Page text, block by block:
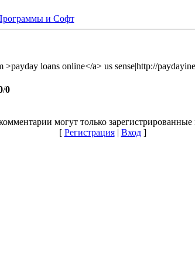
и Софт
loans online</a> us sense|http://
/0
могут только зарегистрированные
[ Регистрация| Вход]